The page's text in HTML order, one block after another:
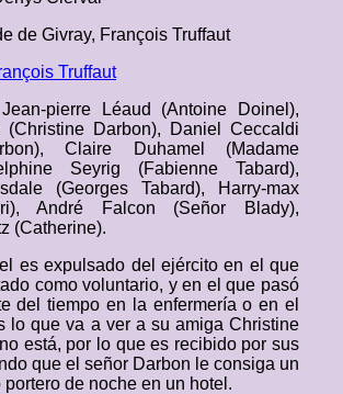
de Givray, François Truffaut
Truffaut
Jean-pierre Léaud (Antoine Doinel),
(Christine Darbon), Daniel Ceccaldi
Claire Duhamel (Madame
Seyrig (Fabienne Tabard),
(Georges Tabard), Harry-max
André Falcon (Señor Blady),
(Catherine).
es expulsado del ejército en el que
como voluntario, y en el que pasó
del tiempo en la enfermería o en el
lo que va a ver a su amiga Christine
está, por lo que es recibido por sus
que el señor Darbon le consiga un
de noche en un hotel.